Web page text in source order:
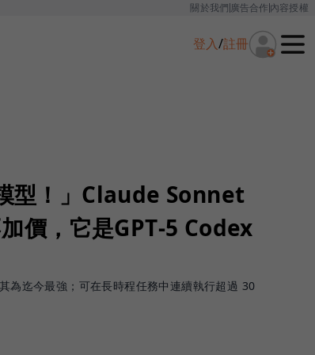
關於我們廣告合作內容授權
登入/註冊
型！」Claude Sonnet
價，它是GPT‑5 Codex
迄今最強；可在長時程任務中連續執行超過 30